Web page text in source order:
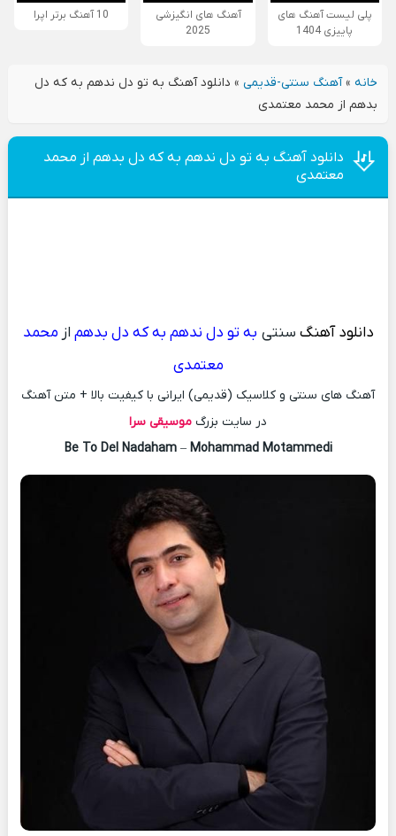
پلی لیست آهنگ های
پاییزی 1404
آهنگ های انگیزشی
2025
10 آهنگ برتر اپرا
خانه»آهنگ سنتی-قدیمی» دانلود آهنگ به تو دل ندهم به که دل
بدهم از محمد معتمدی
دانلود آهنگ به تو دل ندهم به که دل بدهم از محمد
معتمدی
دانلود آهنگ سنتی به تو دل ندهم به که دل بدهم از محمد
معتمدی
آهنگ های سنتی و کلاسیک (قدیمی) ایرانی با کیفیت بالا + متن آهنگ
در سایت بزرگ موسیقی سرا
Be To Del Nadaham– Mohammad Motammedi